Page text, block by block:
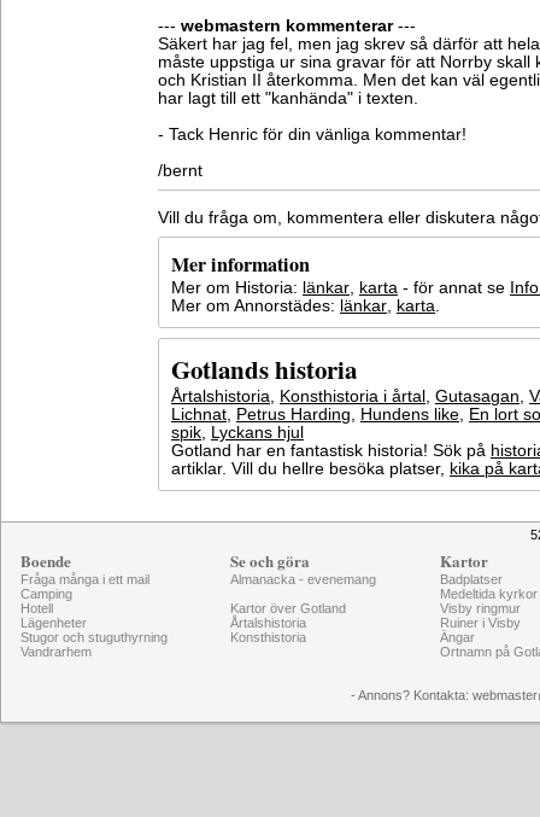
--- webmastern kommenterar---
Säkert har jag fel, men jag skrev så därför att
måste uppstiga ur sina gravar för att Norrby skall
och Kristian II återkomma. Men det kan väl
har lagt till ett "kanhända" i texten.
- Tack Henric för din vänliga kommentar!
/bernt
Vill du fråga om, kommentera eller diskutera
Mer information
Mer om Historia: länkar, karta - för annat se
Mer om Annorstädes: länkar, karta.
Gotlands historia
Årtalshistoria, Konsthistoria i årtal , Gutasagan,
Lichnat, Petrus Harding, Hundens like, En lort
spik, Lyckans hjul
Gotland har en fantastisk historia! Sök på
artiklar. Vill du hellre besöka platser, kika på
Boende
Fråga många i ett mail
Camping
Hotell
Lägenheter
Stugor och stuguthyrning
Vandrarhem
Se och göra
Almanacka - evenemang
Kartor över Gotland
Årtalshistoria
Konsthistoria
Kartor
Badplatser
Medeltida kyrkor
Visby ringmur
Ruiner i Visby
Ängar
Ortnamn på
- Annons? Kontakta: